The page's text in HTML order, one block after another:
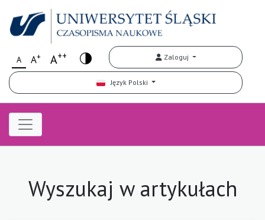
A A+ A++ Zaloguj
Język Polski
Wyszukaj w artykułach